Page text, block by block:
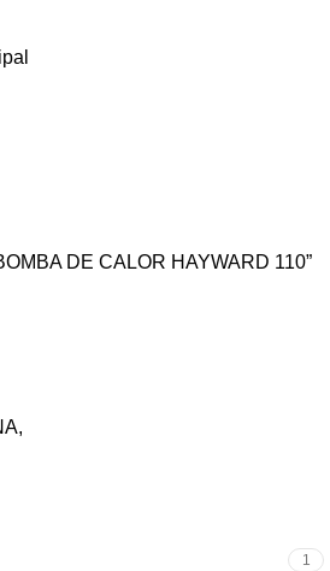
1
DE CALOR HAYWARD 110”
,